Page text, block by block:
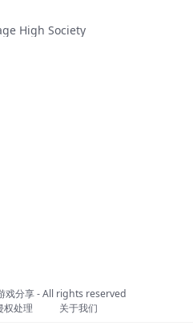
High Society
戏分享- All rights reserved
权处理 关于我们